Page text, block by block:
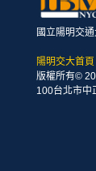
國立陽明交
陽明交大首頁
版權所有©
100台北市中